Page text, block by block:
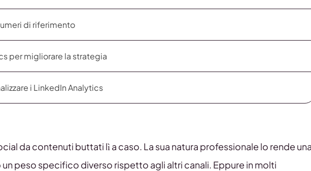
di riferimento
per migliorare la strategia
i LinkedIn Analytics
da contenuti buttati lì a caso. La sua natura professionale lo rende
peso specifico diverso rispetto agli altri canali. Eppure in molti